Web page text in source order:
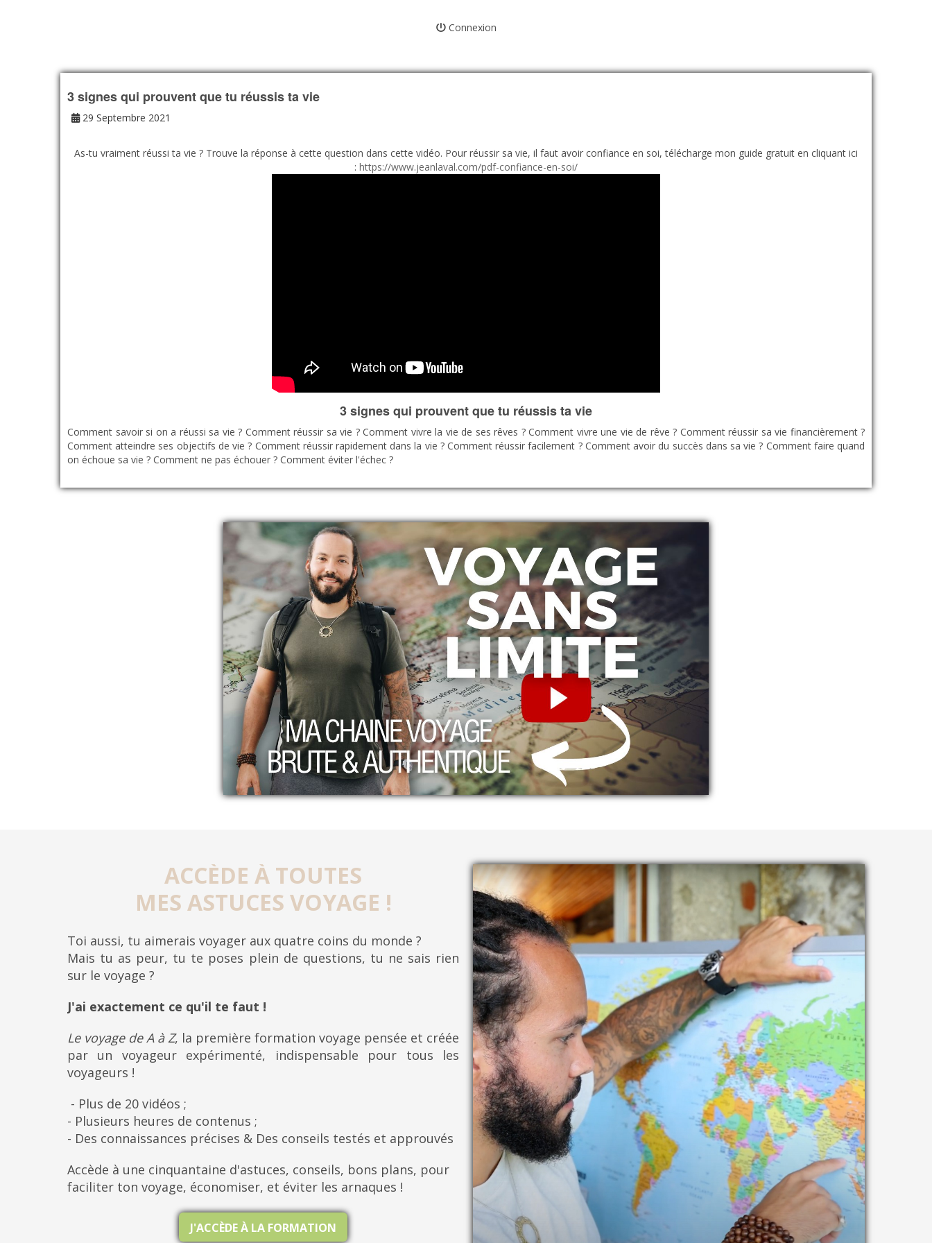
Connexion
3 signes qui prouvent que tu réussis ta vie
29 Septembre 2021
As-tu vraiment réussi ta vie ? Trouve la réponse à cette question dans cette vidéo. Pour réussir sa vie, il faut avoir confiance en soi, télécharge mon guide gratuit en cliquant ici
: https://www.jeanlaval.com/pdf-confiance-en-soi/
3 signes qui prouvent que tu réussis ta vie
Comment savoir si on a réussi sa vie ? Comment réussir sa vie ? Comment vivre la vie de ses rêves ? Comment vivre une vie de rêve ? Comment réussir sa vie financièrement ?
Comment atteindre ses objectifs de vie ? Comment réussir rapidement dans la vie ? Comment réussir facilement ? Comment avoir du succès dans sa vie ? Comment faire quand
on échoue sa vie ? Comment ne pas échouer ? Comment éviter l'échec ?
ACCÈDE À TOUTES
MES ASTUCES VOYAGE !
Toi aussi, tu aimerais voyager aux quatre coins du monde ?
Mais tu as peur, tu te poses plein de questions, tu ne sais rien
sur le voyage ?
J'ai exactement ce qu'il te faut !
Le voyage de A à Z, la première formation voyage pensée et créée
par un voyageur expérimenté, indispensable pour tous les
voyageurs !
- Plus de 20 vidéos ;
- Plusieurs heures de contenus ;
- Des connaissances précises & Des conseils testés et approuvés
Accède à une cinquantaine d'astuces, conseils, bons plans, pour
faciliter ton voyage, économiser, et éviter les arnaques !
J'ACCÈDE À LA FORMATION